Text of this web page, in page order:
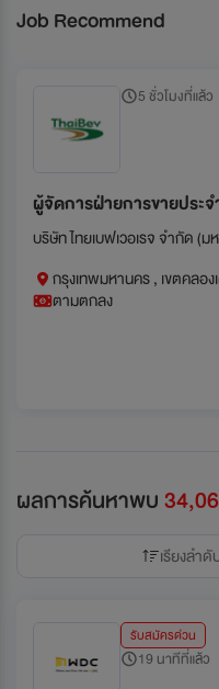
Job Recommend
5 ชั่วโมงที่แล้ว
ผู้จัดการฝ่ายการขายประ
บริษัท ไทยเบฟเวอเรจ จำกัด (ม
กรุงเทพมหานคร , เขตคลอง
ตามตกลง
ผลการค้นหาพบ
เรียงลำ
รับสมัครด่วน
19 นาทีที่แล้ว